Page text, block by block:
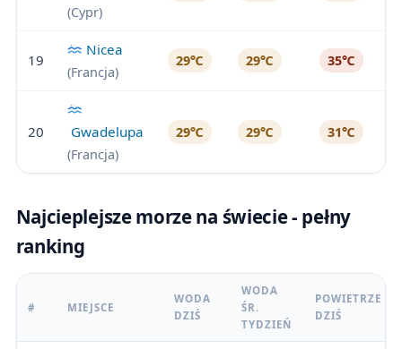
(Cypr)
19
Nicea
(Francja)
29℃ 29℃ 35℃
20 Gwadelupa
(Francja)
29℃ 29℃ 31℃
Najcieplejsze morze na świecie - pełny
ranking
# MIEJSCE
WODA
DZIŚ
WODA
ŚR.
TYDZIEŃ
POWIETRZE
DZIŚ